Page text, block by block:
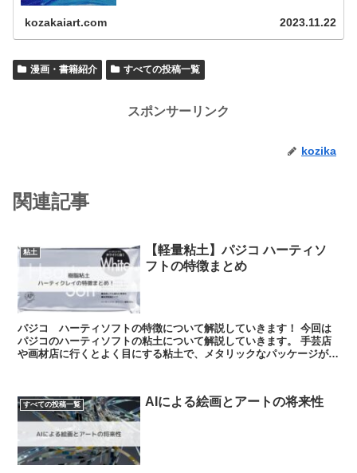
kozakaiart.com 2023.11.22
漫画・書籍紹介 すべての投稿一覧
スポンサーリンク
kozika
関連記事
粘土
【軽量粘土】パジコ ハーティソ
フトの特徴まとめ
パジコ ハーティソフトの特徴について解説していきます！ 今回は
パジコのハーティソフトの粘土について解説していきます。 手芸店
や画材店に行くとよく目にする粘土で、メタリックなパッケージが目
すべての投稿一覧 AIによる絵画とアートの将来性